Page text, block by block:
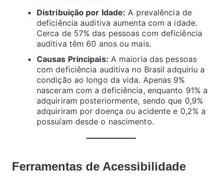
Distribuição por Idade: A prevalência de
deficiência auditiva aumenta com a idade.
Cerca de 57% das pessoas com deficiência
auditiva têm 60 anos ou mais.
Causas Principais: A maioria das pessoas
com deficiência auditiva no Brasil adquiriu a
condição ao longo da vida. Apenas 9%
nasceram com a deficiência, enquanto 91% a
adquiriram posteriormente, sendo que 0,9%
adquiriram por doença ou acidente e 0,2% a
possuíam desde o nascimento.
Ferramentas de Acessibilidade